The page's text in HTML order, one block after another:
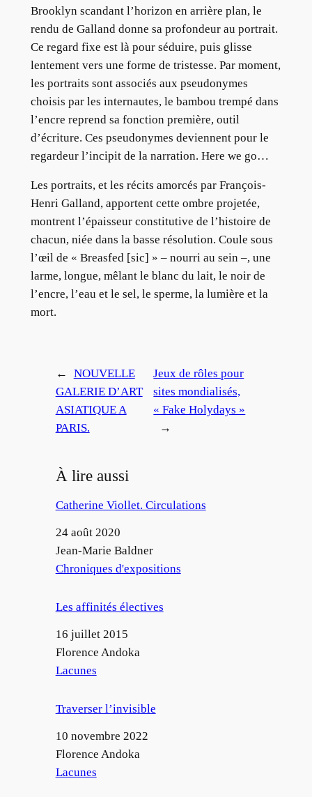
Brooklyn scandant l’horizon en arrière plan, le
rendu de Galland donne sa profondeur au portrait.
Ce regard fixe est là pour séduire, puis glisse
lentement vers une forme de tristesse. Par moment,
les portraits sont associés aux pseudonymes
choisis par les internautes, le bambou trempé dans
l’encre reprend sa fonction première, outil
d’écriture. Ces pseudonymes deviennent pour le
regardeur l’incipit de la narration. Here we go…
Les portraits, et les récits amorcés par François-
Henri Galland, apportent cette ombre projetée,
montrent l’épaisseur constitutive de l’histoire de
chacun, niée dans la basse résolution. Coule sous
l’œil de « Breasfed [sic] » – nourri au sein –, une
larme, longue, mêlant le blanc du lait, le noir de
l’encre, l’eau et le sel, le sperme, la lumière et la
mort.
←
NOUVELLE
GALERIE D’ART
ASIATIQUE A
PARIS.
Jeux de rôles pour
sites mondialisés,
« Fake Holydays »
→
À lire aussi
Catherine Viollet. Circulations
Date
24 août 2020
Auteur
Jean-Marie Baldner
Par rapport à
Chroniques d'expositions
Les affinités électives
Date
16 juillet 2015
Auteur
Florence Andoka
Par rapport à
Lacunes
Traverser l’invisible
Date
10 novembre 2022
Auteur
Florence Andoka
Par rapport à
Lacunes